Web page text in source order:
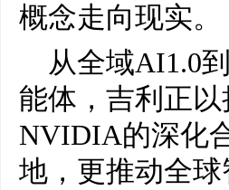
概念走向现实。
从全域AI1.0
能体，吉利正
NVIDIA的深化
地，更推动全